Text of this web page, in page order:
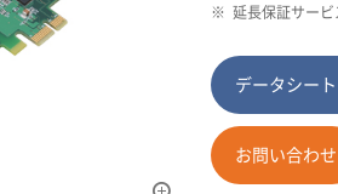
※ 延長保証サービ
データシート
お問い合わせ